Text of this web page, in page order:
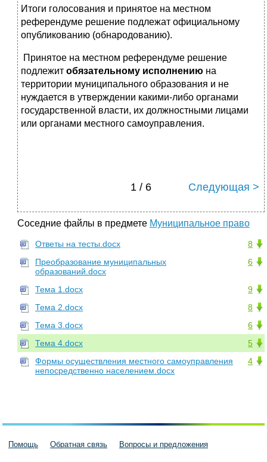
Итоги голосования и принятое на местном
референдуме решение подлежат официальному
опубликованию (обнародованию).
Принятое на местном референдуме решение
подлежит обязательному исполнению на
территории муниципального образования и не
нуждается в утверждении какими-либо органами
государственной власти, их должностными лицами
или органами местного самоуправления.
1 / 6 Следующая >
Соседние файлы в предмете Муниципальное право
8
Ответы на тесты.docx
6
Преобразование муниципальных
образований.docx
9
Тема 1.docx
8
Тема 2.docx
6
Тема 3.docx
5
Тема 4.docx
4
Формы осуществления местного самоуправления
непосредственно населением.docx
Помощь Обратная связь Вопросы и предложения